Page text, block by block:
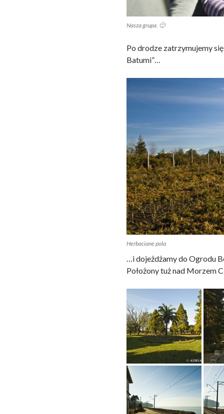
Nasza grupa. 🙂
Po drodze zatrzymujemy
Batumi”…
Herbaciane pola
…i dojeżdżamy do Ogrodu
Położony tuż nad Morzem